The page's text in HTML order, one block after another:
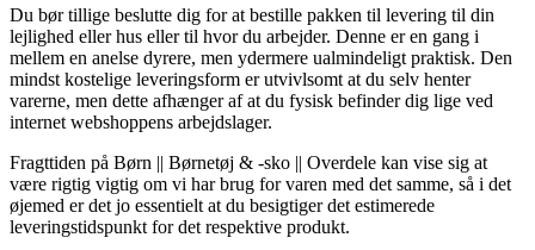
Du bør tillige beslutte dig for at bestille pakken til levering til din
lejlighed eller hus eller til hvor du arbejder. Denne er en gang i
mellem en anelse dyrere, men ydermere ualmindeligt praktisk. Den
mindst kostelige leveringsform er utvivlsomt at du selv henter
varerne, men dette afhænger af at du fysisk befinder dig lige ved
internet webshoppens arbejdslager.
Fragttiden på Børn || Børnetøj & -sko || Overdele kan vise sig at
være rigtig vigtig om vi har brug for varen med det samme, så i det
øjemed er det jo essentielt at du besigtiger det estimerede
leveringstidspunkt for det respektive produkt.